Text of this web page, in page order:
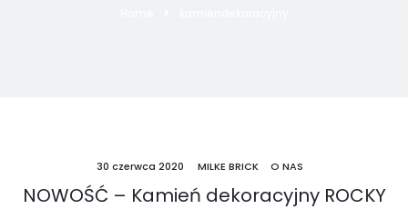
30 czerwca 2020 MILKE BRICK O NAS
NOWOŚĆ – Kamień dekoracyjny ROCKY